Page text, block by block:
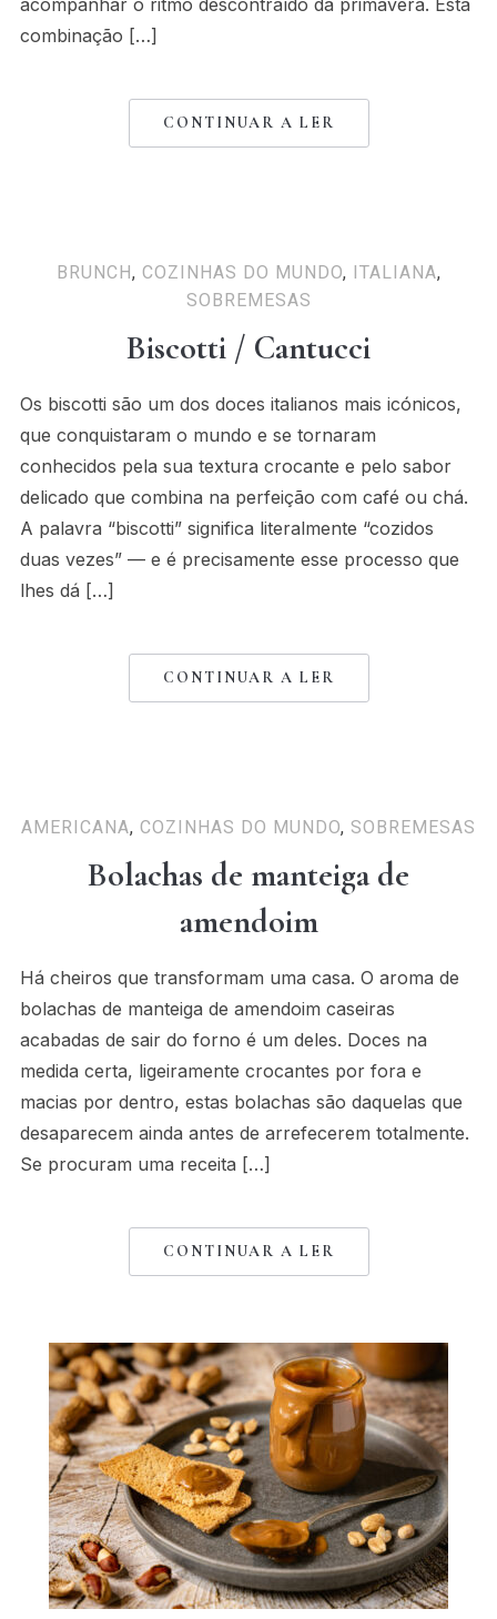
acompanhar o ritmo descontraído da primavera. Esta
combinação […]
CONTINUAR A LER
BRUNCH, COZINHAS DO MUNDO, ITALIANA,
SOBREMESAS
Biscotti / Cantucci
Os biscotti são um dos doces italianos mais icónicos,
que conquistaram o mundo e se tornaram
conhecidos pela sua textura crocante e pelo sabor
delicado que combina na perfeição com café ou chá.
A palavra “biscotti” significa literalmente “cozidos
duas vezes” — e é precisamente esse processo que
lhes dá […]
CONTINUAR A LER
AMERICANA, COZINHAS DO MUNDO, SOBREMESAS
Bolachas de manteiga de
amendoim
Há cheiros que transformam uma casa. O aroma de
bolachas de manteiga de amendoim caseiras
acabadas de sair do forno é um deles. Doces na
medida certa, ligeiramente crocantes por fora e
macias por dentro, estas bolachas são daquelas que
desaparecem ainda antes de arrefecerem totalmente.
Se procuram uma receita […]
CONTINUAR A LER